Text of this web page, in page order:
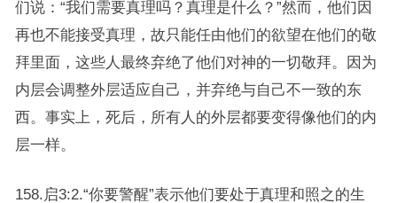
们说：“我们需要真理吗？真理是什么？”然而，他们因
再也不能接受真理，故只能任由他们的欲望在他们的敬
拜里面，这些人最终弃绝了他们对神的一切敬拜。因为
内层会调整外层适应自己，并弃绝与自己不一致的东
西。事实上，死后，所有人的外层都要变得像他们的内
层一样。
158.启3:2.“你要警醒”表示他们要处于真理和照之的生